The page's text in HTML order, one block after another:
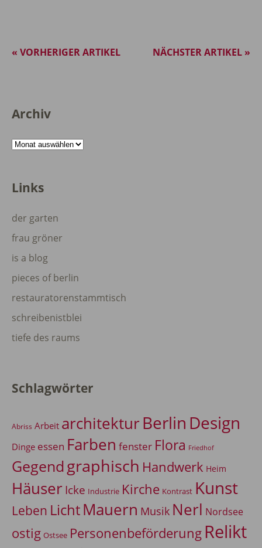
NÄCHSTER ARTIKEL »
« VORHERIGER ARTIKEL
Archiv
Archiv
Links
der garten
frau gröner
is a blog
pieces of berlin
restauratorenstammtisch
schreibenistblei
tiefe des raums
Schlagwörter
Abriss Arbeit architekturBerlin Design
Dinge essen Farben fenster Flora Friedhof
Gegendgraphisch Handwerk Heim
Häuser Icke Industrie Kirche Kontrast Kunst
Leben LichtMauern Musik Nerl Nordsee
ostig Ostsee Personenbeförderung Relikt